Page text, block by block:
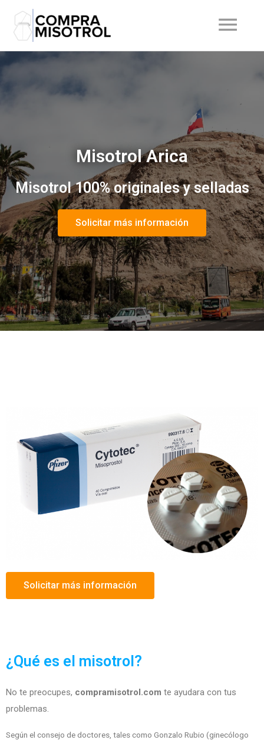
Misotrol Arica
Misotrol 100% originales y selladas
Solicitar más información
Solicitar más información
¿Qué es el misotrol?
No te preocupes, compramisotrol.com te ayudara con tus
problemas.
Según el consejo de doctores, tales como Gonzalo Rubio (ginecólogo